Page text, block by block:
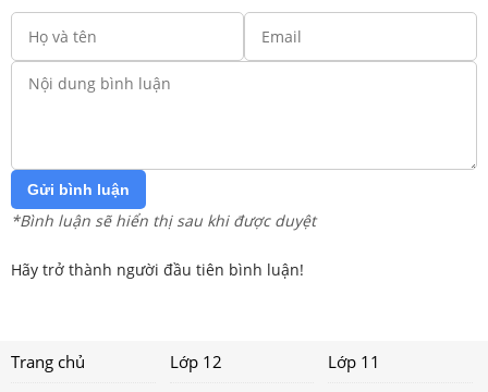
Gửi bình luận
*Bình luận sẽ hiển thị sau khi được duyệt
Hãy trở thành người đầu tiên bình luận!
Trang chủ Lớp 12
Lớp 11